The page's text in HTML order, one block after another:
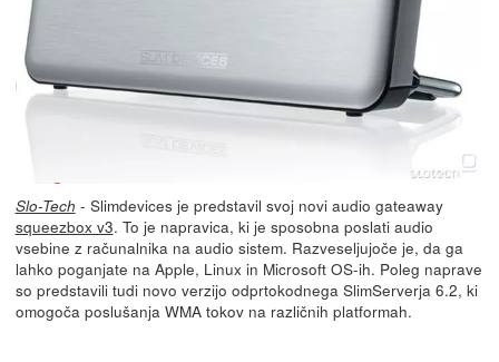
Slo-Tech - Slimdevices je predstavil svoj novi audio gateaway
squeezbox v3. To je napravica, ki je sposobna poslati audio
vsebine z računalnika na audio sistem. Razveseljujoče je, da ga
lahko poganjate na Apple, Linux in Microsoft OS-ih. Poleg naprave
so predstavili tudi novo verzijo odprtokodnega SlimServerja 6.2, ki
omogoča poslušanja WMA tokov na različnih platformah.